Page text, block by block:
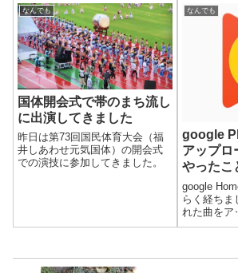
なんでも
国体開会式で帯のまち流し
に出演してきました
昨日は第73回国民体育大会（福
井しあわせ元気国体）の開会式
での演技に参加してきました。
なんでも
google
アップロ
やったこ
google
らく経ちま
れた曲をア
ころ、なぜ
しておきま